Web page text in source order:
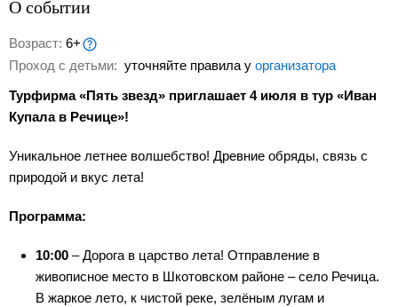
О событии
Возраст: 6+
Проход с детьми: уточняйте правила у организатора
Турфирма «Пять звезд» приглашает 4 июля в тур «Иван
Купала в Речице»!
Уникальное летнее волшебство! Древние обряды, связь с
природой и вкус лета!
Программа:
10:00 – Дорога в царство лета! Отправление в
живописное место в Шкотовском районе – село Речица.
В жаркое лето, к чистой реке, зелёным лугам и